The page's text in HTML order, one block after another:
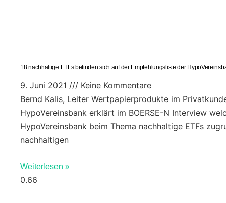
18 nachhaltige ETFs befinden sich auf der Empfehlungsliste der
9. Juni 2021
Keine Kommentare
Bernd Kalis, Leiter Wertpapierprodukte im
HypoVereinsbank erklärt im BOERSE-N Interview
HypoVereinsbank beim Thema nachhaltige ETFs
nachhaltigen
Weiterlesen »